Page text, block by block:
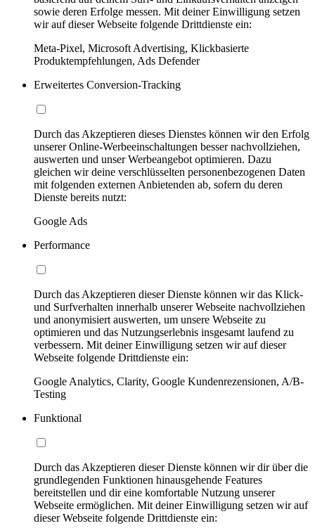
sowie deren Erfolge messen. Mit deiner Einwilligung setzen
wir auf dieser Webseite folgende Drittdienste ein:
Meta-Pixel, Microsoft Advertising, Klickbasierte
Produktempfehlungen, Ads Defender
Erweitertes Conversion-Tracking
Durch das Akzeptieren dieses Dienstes können wir den Erfolg
unserer Online-Werbeeinschaltungen besser nachvollziehen,
auswerten und unser Werbeangebot optimieren. Dazu
gleichen wir deine verschlüsselten personenbezogenen Daten
mit folgenden externen Anbietenden ab, sofern du deren
Dienste bereits nutzt:
Google Ads
Performance
Durch das Akzeptieren dieser Dienste können wir das Klick-
und Surfverhalten innerhalb unserer Webseite nachvollziehen
und anonymisiert auswerten, um unsere Webseite zu
optimieren und das Nutzungserlebnis insgesamt laufend zu
verbessern. Mit deiner Einwilligung setzen wir auf dieser
Webseite folgende Drittdienste ein:
Google Analytics, Clarity, Google Kundenrezensionen, A/B-
Testing
Funktional
Durch das Akzeptieren dieser Dienste können wir dir über die
grundlegenden Funktionen hinausgehende Features
bereitstellen und dir eine komfortable Nutzung unserer
Webseite ermöglichen. Mit deiner Einwilligung setzen wir auf
dieser Webseite folgende Drittdienste ein: